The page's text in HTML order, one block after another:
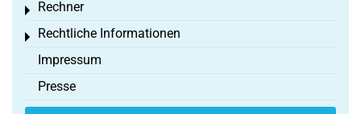
Rechner
Toggle menu
Rechtliche Informationen
Toggle menu
Impressum
Presse